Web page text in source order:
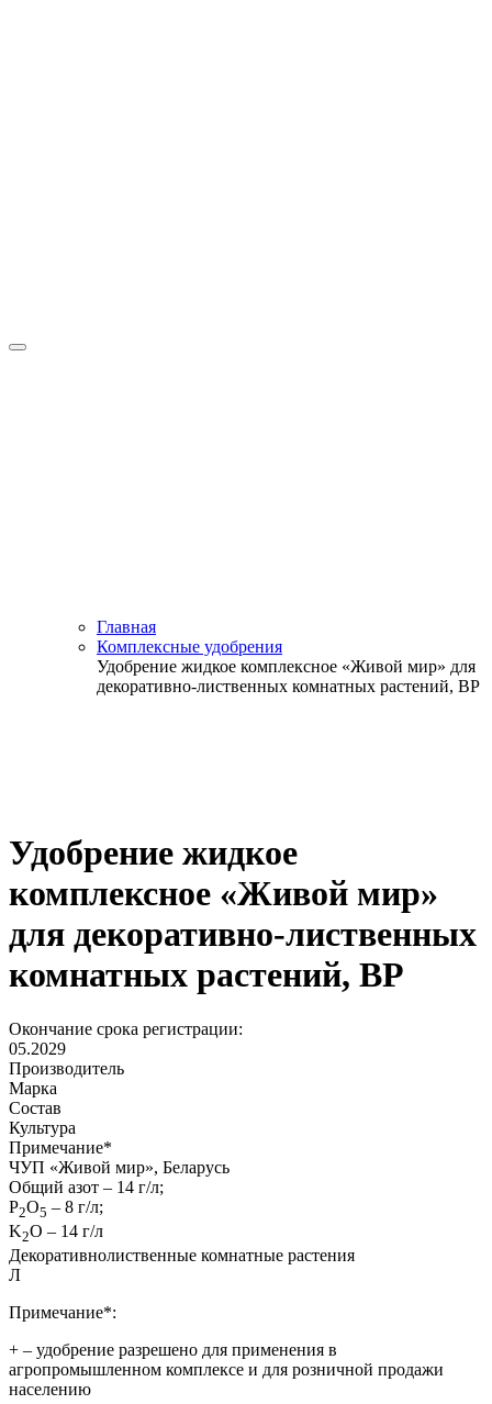
Главная
Комплексные удобрения
Удобрение жидкое комплексное «Живой мир» для
декоративно-лиственных комнатных растений, ВР
Удобрение жидкое
комплексное «Живой мир»
для декоративно-лиственных
комнатных растений, ВР
Окончание срока регистрации:
05.2029
Производитель
Марка
Состав
Культура
Примечание*
ЧУП «Живой мир», Беларусь
Общий азот – 14 г/л;
P2O5 – 8 г/л;
K2O – 14 г/л
Декоративнолиственные комнатные растения
Л
Примечание*:
+ – удобрение разрешено для применения в
агропромышленном комплексе и для розничной продажи
населению